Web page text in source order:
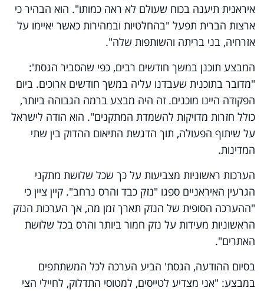
איראנית תיענה בכוח שעולם לא ראה כמותו". הוא הבהיר כי
ארצות הברית תפעל "בהחלטיות ובמהירות כאשר יאיימו על
אזרחיה, בני בריתה והשותפות שלה".
המבצע תוכנן במשך חודשים רבים, כפי שהסביר הגסת':
"מדובר בתוכנית שעבדנו עליה במשך חודשים ארוכים. ביום
הפקודה היינו מוכנים. זה היה מבצע ברמה הגבוהה ביותר,
כולל חזרות מדויקות להשמדת המתקנים". הוא הודה לישראל
על שיתוף הפעולה, תוך הדגשת התיאום ההדוק בין שתי
המדינות.
הערכות ראשוניות מצביעות על כך שכל שלושת מתקני
הגרעין האיראניים ספגו "נזק כבד והרס נרחב". קיין ציין כי
"ההערכה הסופית של הנזק תארך זמן מה, אך הערכות הנזק
הראשוניות מעידות על נזק חמור ביותר והרס בכל שלושת
האתרים".
בסיום ההודעה, הגסת' הביע הערכה לכל המשתתפים
במבצע: "אני מצדיע לטייסים, למטוסי התדלוק, לחיילי הצי